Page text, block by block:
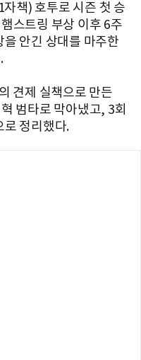
책) 호투로 시즌 첫 승
스트링 부상 이후 6주
안긴 상대를 마주한
견제 실책으로 만든
범타로 막아냈고, 3회
로 정리했다.